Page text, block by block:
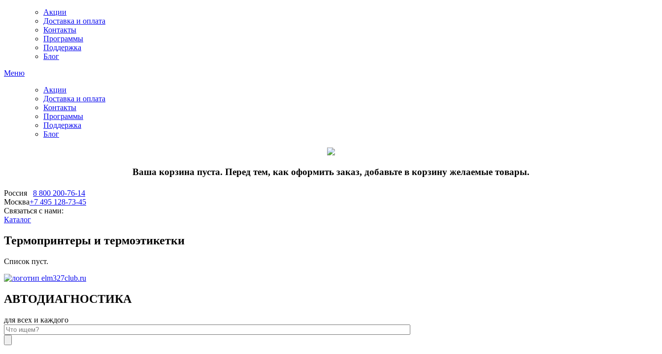
Акции
Доставка и оплата
Контакты
Программы
Поддержка
Блог
Меню
Акции
Доставка и оплата
Контакты
Программы
Поддержка
Блог
Ваша корзина пуста. Перед тем, как оформить заказ, добавьте в корзину желаемые товары.
Россия
8 800 200-76-14
Москва+7 495 128-73-45
Связаться с нами:
Каталог
Термопринтеры и термоэтикетки
Список пуст.
АВТОДИАГНОСТИКА
для всех и каждого